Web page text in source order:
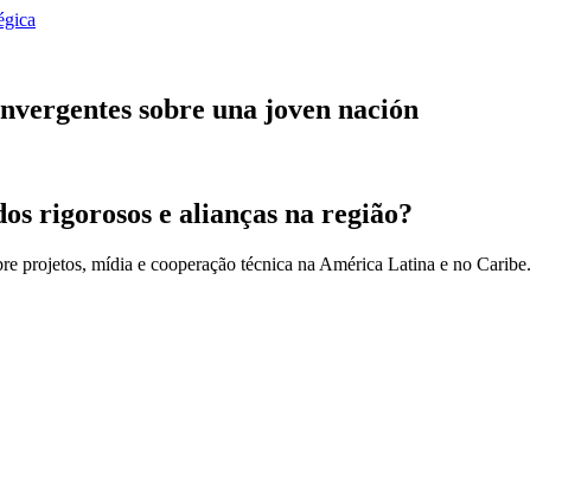
sobre una joven nación
rigorosos e alianças na região?
projetos, mídia e cooperação técnica na América Latina e no Caribe.